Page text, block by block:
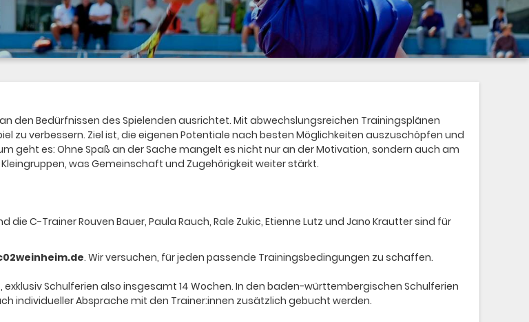
den Bedürfnissen des Spielenden ausrichtet. Mit abwechslungsreichen Trainingsplänen
zu verbessern. Ziel ist, die eigenen Potentiale nach besten Möglichkeiten auszuschöpfen und
geht es: Ohne Spaß an der Sache mangelt es nicht nur an der Motivation, sondern auch am
was Gemeinschaft und Zugehörigkeit weiter stärkt.
C-Trainer Rouven Bauer, Paula Rauch, Rale Zukic, Etienne Lutz und Jano Krautter sind für
. Wir versuchen, für jeden passende Trainingsbedingungen zu schaffen.
exklusiv Schulferien also insgesamt 14 Wochen. In den baden-württembergischen Schulferien
individueller Absprache mit den Trainer:innen zusätzlich gebucht werden.